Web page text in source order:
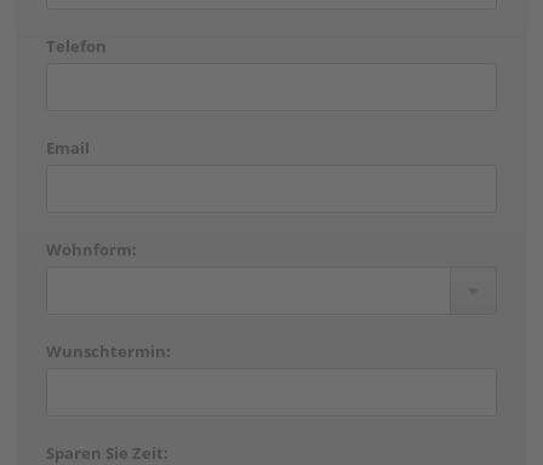
Telefon
Email
Wohnform:
Wunschtermin:
Sparen Sie Zeit: